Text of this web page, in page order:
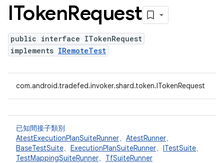
ITokenRequest
public interface ITokenRequest
implements IRemoteTest
com.android.tradefed.invoker.shard.token.ITokenRequest
已知間接子類別
AtestExecutionPlanSuiteRunner、 AtestRunner、
BaseTestSuite、 ExecutionPlanSuiteRunner、 ITestSuite、
TestMappingSuiteRunner、 TfSuiteRunner